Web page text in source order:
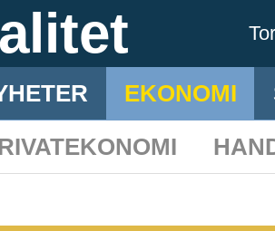
EKONOMI